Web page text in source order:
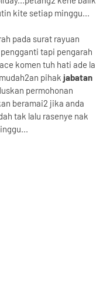
kite setiap minggu...
pada surat rayuan
tapi pengarah
komen tuh hati ade la
pihak jabatan
permohonan
beramai2 jika anda
tak lalu rasenye nak